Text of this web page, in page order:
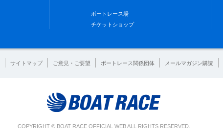
ボートレース場
チケットショップ
サイトマップ ご意見・ご要望 ボートレース関係団体 メールマガジン購読
COPYRIGHT © BOAT RACE OFFICIAL WEB ALL RIGHTS RESERVED.